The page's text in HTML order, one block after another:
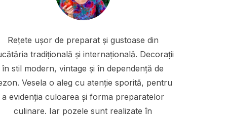
Rețete ușor de preparat și gustoase din
tradițională și internațională. Decorații
în stil modern, vintage și în dependență de
Vesela o aleg cu atenție sporită, pentru
a evidenția culoarea și forma preparatelor
culinare. Iar pozele sunt realizate în